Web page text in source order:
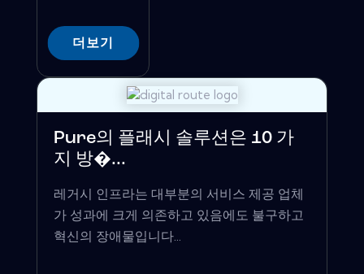
더보기
Pure의 플래시 솔루션은 10 가
지 방�...
레거시 인프라는 대부분의 서비스 제공 업체
가 성과에 크게 의존하고 있음에도 불구하고
혁신의 장애물입니다...